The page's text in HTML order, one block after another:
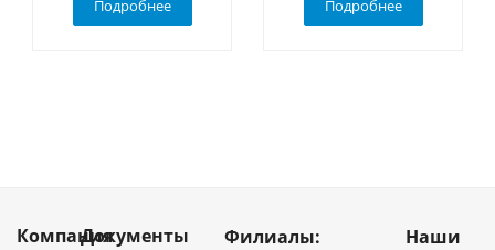
Подробнее Подробнее
КомпанияДокументы Филиалы:
Наши